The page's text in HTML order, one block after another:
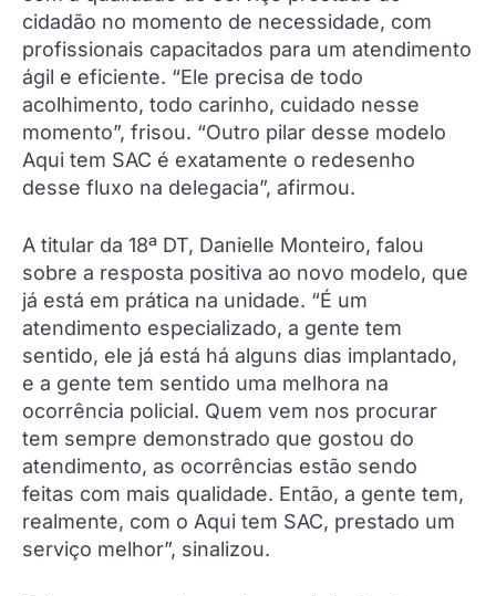
cidadão no momento de necessidade, com
profissionais capacitados para um atendimento
ágil e eficiente. “Ele precisa de todo
acolhimento, todo carinho, cuidado nesse
momento”, frisou. “Outro pilar desse modelo
Aqui tem SAC é exatamente o redesenho
desse fluxo na delegacia”, afirmou.
A titular da 18ª DT, Danielle Monteiro, falou
sobre a resposta positiva ao novo modelo, que
já está em prática na unidade. “É um
atendimento especializado, a gente tem
sentido, ele já está há alguns dias implantado,
e a gente tem sentido uma melhora na
ocorrência policial. Quem vem nos procurar
tem sempre demonstrado que gostou do
atendimento, as ocorrências estão sendo
feitas com mais qualidade. Então, a gente tem,
realmente, com o Aqui tem SAC, prestado um
serviço melhor”, sinalizou.